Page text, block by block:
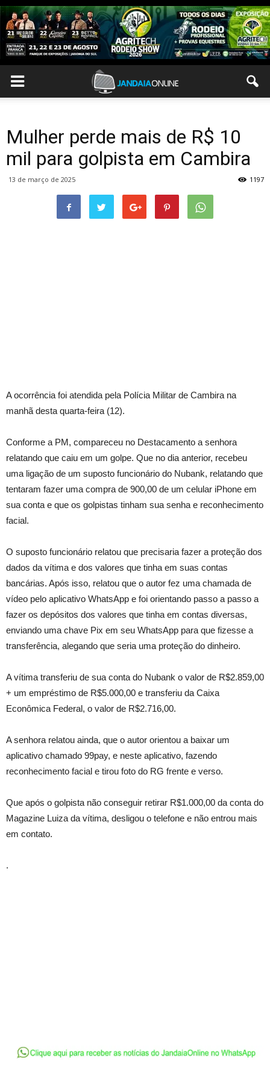
Mulher perde mais de R$ 10
mil para golpista em Cambira
13 de março de 2025 1197
A ocorrência foi atendida pela Polícia Militar de Cambira na
manhã desta quarta-feira (12).
Conforme a PM, compareceu no Destacamento a senhora
relatando que caiu em um golpe. Que no dia anterior, recebeu
uma ligação de um suposto funcionário do Nubank, relatando que
tentaram fazer uma compra de 900,00 de um celular iPhone em
sua conta e que os golpistas tinham sua senha e reconhecimento
facial.
O suposto funcionário relatou que precisaria fazer a proteção dos
dados da vítima e dos valores que tinha em suas contas
bancárias. Após isso, relatou que o autor fez uma chamada de
vídeo pelo aplicativo WhatsApp e foi orientando passo a passo a
fazer os depósitos dos valores que tinha em contas diversas,
enviando uma chave Pix em seu WhatsApp para que fizesse a
transferência, alegando que seria uma proteção do dinheiro.
A vítima transferiu de sua conta do Nubank o valor de R$2.859,00
+ um empréstimo de R$5.000,00 e transferiu da Caixa
Econômica Federal, o valor de R$2.716,00.
A senhora relatou ainda, que o autor orientou a baixar um
aplicativo chamado 99pay, e neste aplicativo, fazendo
reconhecimento facial e tirou foto do RG frente e verso.
Que após o golpista não conseguir retirar R$1.000,00 da conta do
Magazine Luiza da vítima, desligou o telefone e não entrou mais
em contato.
.